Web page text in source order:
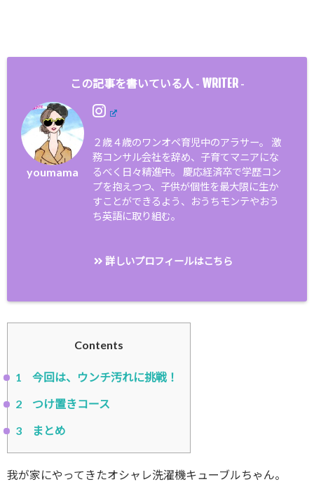
この記事を書いている人 - WRITER-
youmama
２歳４歳のワンオペ育児中のアラサー。 激
務コンサル会社を辞め、子育てマニアにな
るべく日々精進中。 慶応経済卒で学歴コン
プを抱えつつ、子供が個性を最大限に生か
すことができるよう、おうちモンテやおう
ち英語に取り組む。
詳しいプロフィールはこちら
Contents
1
今回は、ウンチ汚れに挑戦！
2
つけ置きコース
3
まとめ
我が家にやってきたオシャレ洗濯機キューブルちゃん。